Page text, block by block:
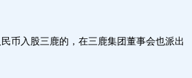
入股三鹿的，在三鹿集团董事会也派出